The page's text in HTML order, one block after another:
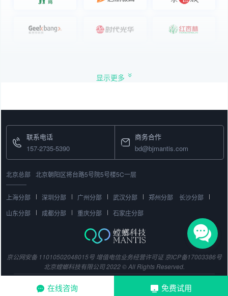
在线咨询 免费试用
显示更多
联系电话
157-2735-5390
商务合作
bd@bjmantis.com
北京总部 北京朝阳区将台路5号院5号楼5C一层
上海分部 深圳分部 广州分部 武汉分部 郑州分部
长沙分部
山东分部
成都分部 重庆分部 石家庄分部
京公网安备 11010502048015号 增值电信业务经营许可证 京ICP备17003386号
北京螳螂科技有限公司 2022 © All Rights Reserved.